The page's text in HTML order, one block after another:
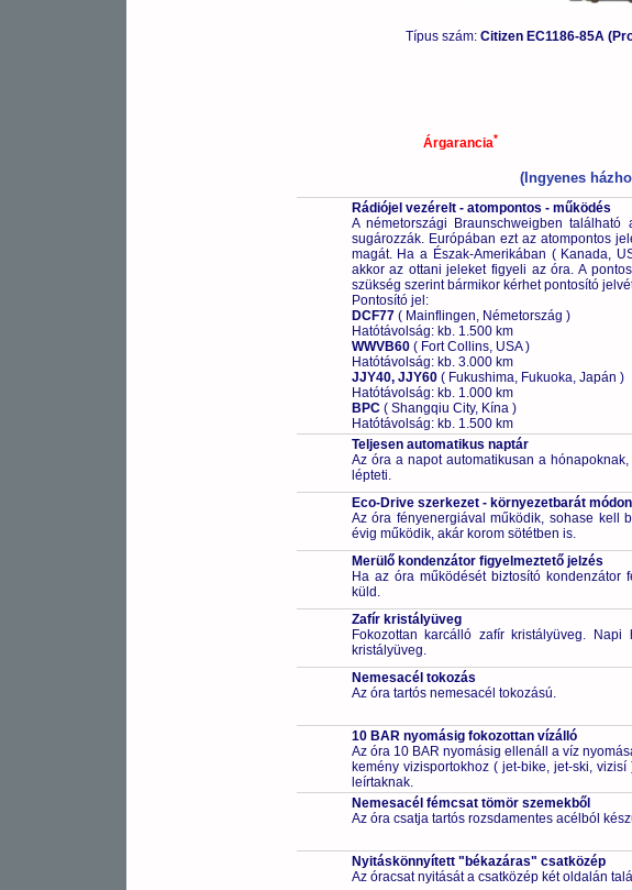
Típus szám: Citizen EC1186-85A
Árgarancia*
(Ingyenes
Rádiójel vezérelt - atompontos - működés
A németországi Braunschweigben
sugározzák. Európában ezt az atompontos
magát. Ha a Észak-Amerikában ( Kanada,
akkor az ottani jeleket figyeli az óra. A
szükség szerint bármikor kérhet pontosító
Pontosító jel:
DCF77 ( Mainflingen, Németország )
Hatótávolság: kb. 1.500 km
WWVB60( Fort Collins, USA )
Hatótávolság: kb. 3.000 km
JJY40, JJY60( Fukushima, Fukuoka, Japán )
Hatótávolság: kb. 1.000 km
BPC( Shangqiu City, Kína )
Hatótávolság: kb. 1.500 km
Teljesen automatikus naptár
Az óra a napot automatikusan a
lépteti.
Eco-Drive szerkezet - környezetbarát
Az óra fényenergiával működik, sohase kell
évig működik, akár korom sötétben is.
Merülő kondenzátor figyelmeztető jelzés
Ha az óra működését biztosító kondenzátor
küld.
Zafír kristályüveg
Fokozottan karcálló zafír kristályüveg.
kristályüveg.
Nemesacél tokozás
Az óra tartós nemesacél tokozású.
10 BAR nyomásig fokozottan vízálló
Az óra 10 BAR nyomásig ellenáll a víz
kemény vizisportokhoz ( jet-bike, jet-ski,
leírtaknak.
Nemesacél fémcsat tömör szemekből
Az óra csatja tartós rozsdamentes acélból
Nyitáskönnyített "békazáras" csatközép
Az óracsat nyitását a csatközép két oldalán